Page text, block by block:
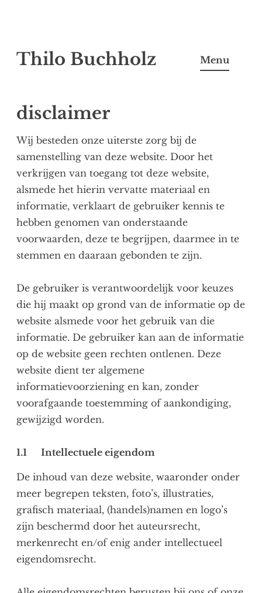
to
Thilo Buchholz Menu
disclaimer
Wij besteden onze uiterste zorg bij de
samenstelling van deze website. Door het
verkrijgen van toegang tot deze website,
alsmede het hierin vervatte materiaal en
informatie, verklaart de gebruiker kennis te
hebben genomen van onderstaande
voorwaarden, deze te begrijpen, daarmee in te
stemmen en daaraan gebonden te zijn.
De gebruiker is verantwoordelijk voor keuzes
die hij maakt op grond van de informatie op de
website alsmede voor het gebruik van die
informatie. De gebruiker kan aan de informatie
op de website geen rechten ontlenen. Deze
website dient ter algemene
informatievoorziening en kan, zonder
voorafgaande toestemming of aankondiging,
gewijzigd worden.
1.1 Intellectuele eigendom
De inhoud van deze website, waaronder onder
meer begrepen teksten, foto’s, illustraties,
grafisch materiaal, (handels)namen en logo’s
zijn beschermd door het auteursrecht,
merkenrecht en/of enig ander intellectueel
eigendomsrecht.